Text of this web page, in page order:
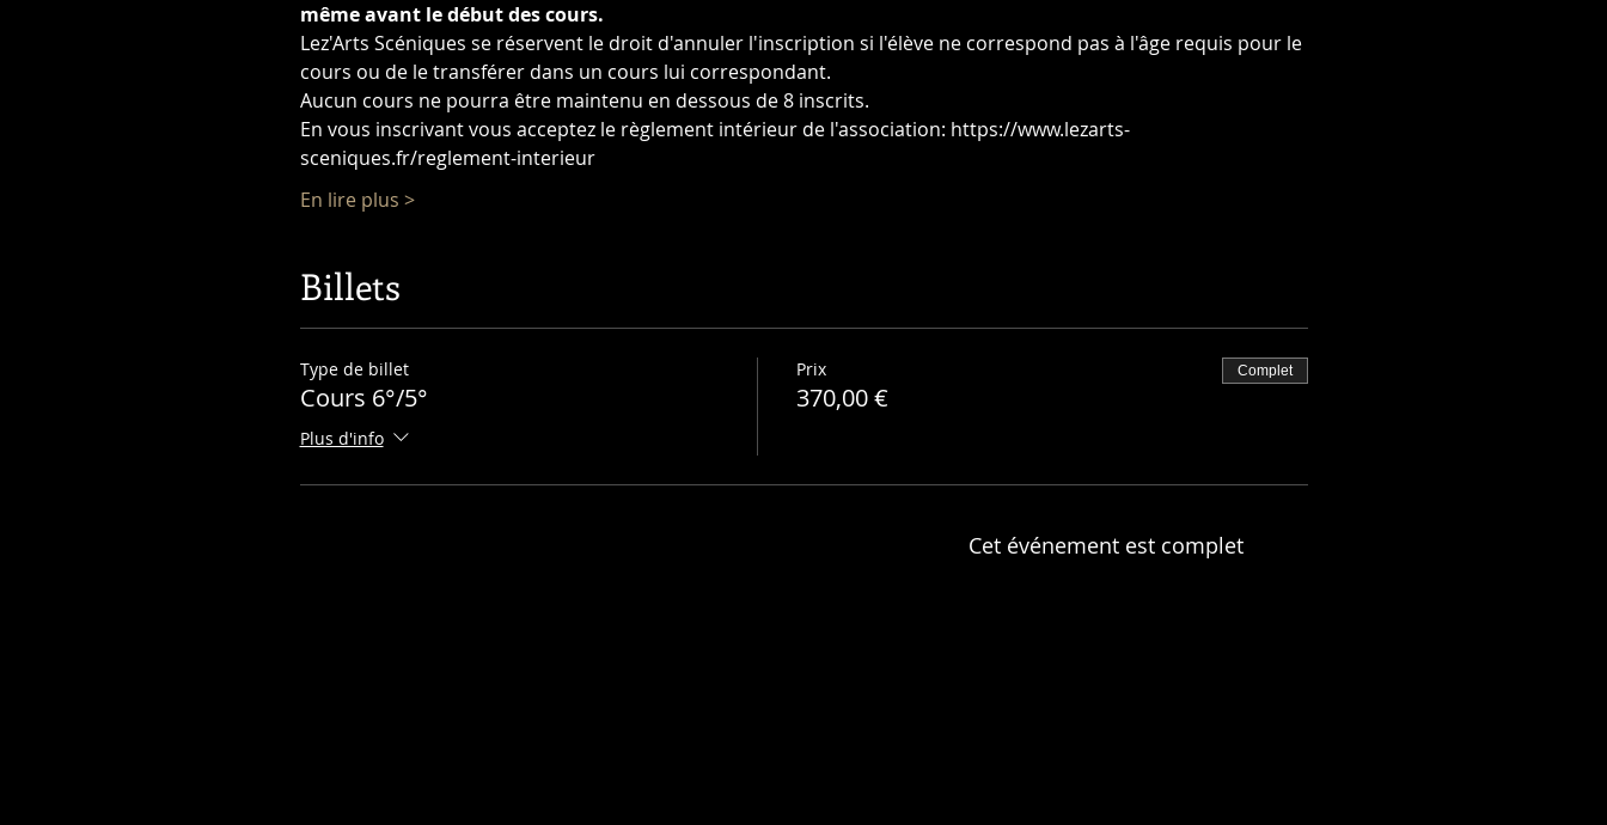
même avant le début des cours.
Lez'Arts Scéniques se réservent le droit d'annuler l'inscription si l'élève ne correspond pas à l'âge requis pour le
cours ou de le transférer dans un cours lui correspondant.
Aucun cours ne pourra être maintenu en dessous de 8 inscrits.
En vous inscrivant vous acceptez le règlement intérieur de l'association: https://www.lezarts-
sceniques.fr/reglement-interieur
En lire plus >
Billets
Type de billet
Cours 6°/5°
Plus d'info
Prix
370,00 €
Complet
Cet événement est complet